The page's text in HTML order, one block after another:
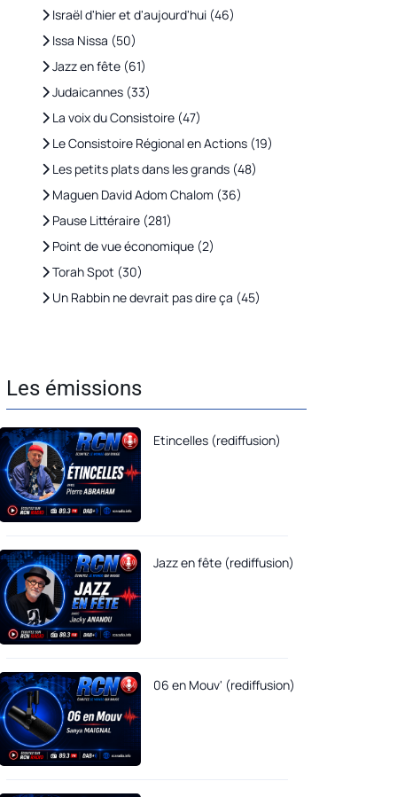
Israël d'hier et d'aujourd'hui (46)
Issa Nissa (50)
Jazz en fête (61)
Judaicannes (33)
La voix du Consistoire (47)
Le Consistoire Régional en Actions (19)
Les petits plats dans les grands (48)
Maguen David Adom Chalom (36)
Pause Littéraire (281)
Point de vue économique (2)
Torah Spot (30)
Un Rabbin ne devrait pas dire ça (45)
Les émissions
Etincelles (rediffusion)
Jazz en fête (rediffusion)
06 en Mouv' (rediffusion)